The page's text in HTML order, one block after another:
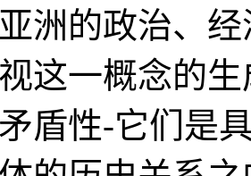
洲的政治、
这一概念的
盾性-它们是